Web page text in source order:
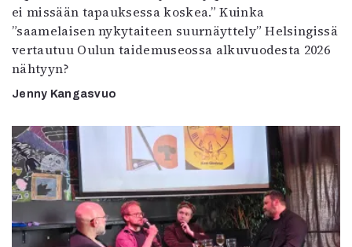
ei missään tapauksessa koskea.” Kuinka
”saamelaisen nykytaiteen suurnäyttely” Helsingissä
vertautuu Oulun taidemuseossa alkuvuodesta 2026
nähtyyn?
Jenny Kangasvuo